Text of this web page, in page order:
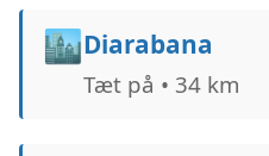
🏙️Diarabana
Tæt på • 34 km